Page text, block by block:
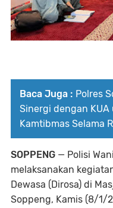
Baca Juga : Polres
Sinergi dengan
Kamtibmas Selama
SOPPENG — Polisi
melaksanakan
Dewasa (Dirosa) di
Soppeng, Kamis (8/1/